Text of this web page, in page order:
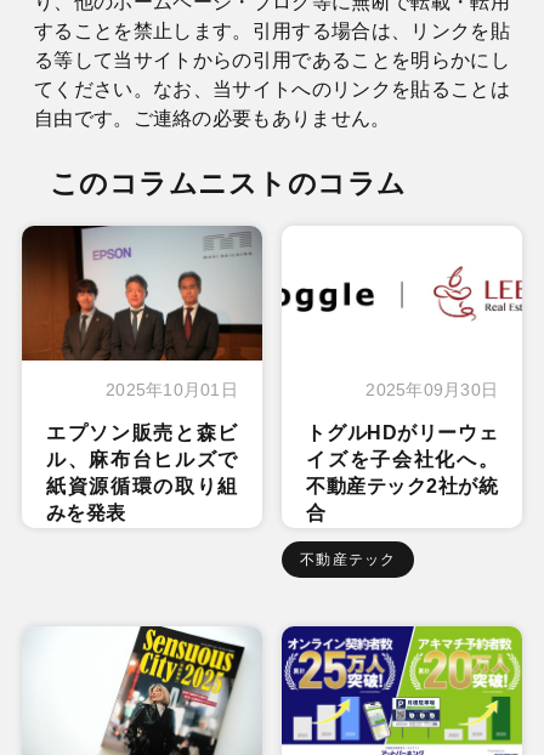
することを禁止します。引用する場合は、リンクを貼
る等して当サイトからの引用であることを明らかにし
てください。なお、当サイトへのリンクを貼ることは
自由です。ご連絡の必要もありません。
このコラムニストのコラム
2025年10月01日
エプソン販売と森ビ
ル、麻布台ヒルズで
紙資源循環の取り組
みを発表
2025年09月30日
トグルHDがリーウェ
イズを子会社化へ。
不動産テック2社が統
合
不動産テック